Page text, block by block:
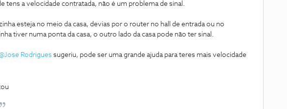
tens a velocidade contratada, não é um problema de sinal.
esteja no meio da casa, devias por o router no hall de entrada ou no
tiver numa ponta da casa, o outro lado da casa pode não ter sinal.
Rodrigues sugeriu, pode ser uma grande ajuda para teres mais velocidade